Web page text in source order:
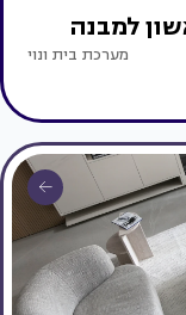
למבנה
מערכת בית ונוי